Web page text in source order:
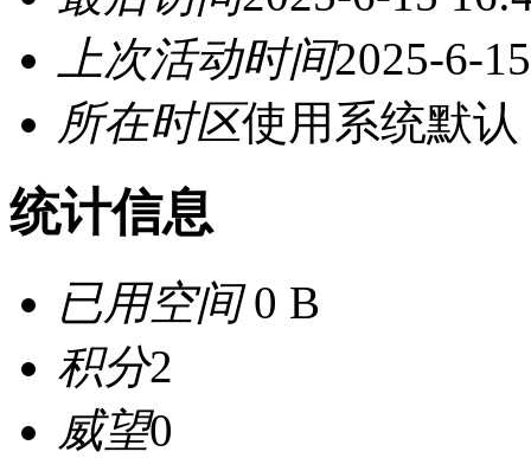
上次活动时间2025-6-
所在时区使用系统默认
统计信息
已用空间0 B
积分2
威望0